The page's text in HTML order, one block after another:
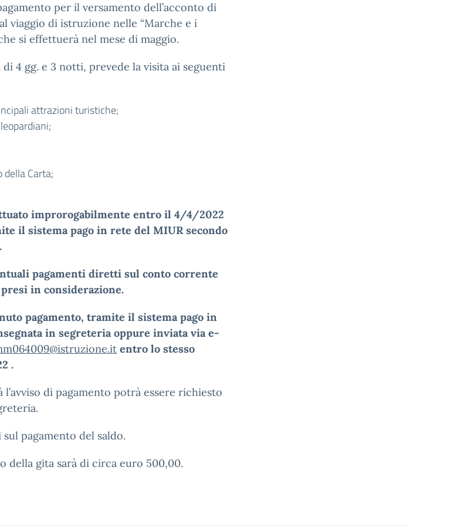
per il versamento dell’acconto di
viaggio di istruzione nelle “Marche e i
si effettuerà nel mese di maggio.
4 gg. e 3 notti, prevede la visita ai seguenti
attrazioni turistiche;
della Carta;
improrogabilmente entro il 4/4/2022
il sistema pago in rete del MIUR secondo
pagamenti diretti sul conto corrente
in considerazione.
pagamento, tramite il sistema pago in
in segreteria oppure inviata via e-
entro lo stesso
.
di pagamento potrà essere richiesto
pagamento del saldo.
della gita sarà di circa euro 500,00.